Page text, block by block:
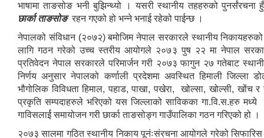
भाषामा ताङसोङ भनी बुझिन्थ्यो । यसरी स्थानीय तहहरुको पुनर्संरचना
छार्का ताङसोङ रहन गएको हो भन्ने भनाई रहेको पाईन्छ ।
नेपालको संविधान (२०७२) बमोजिम नेपाल सरकारले स्थानीय
लागि गठन गरेको उच्च स्तरीय आयोगले २०७३ पुष २२ मा नेपाल
प्रतिवेदन नेपाल सरकारले परिमार्जन गरी २०७३ फागुन २७ गतेबाट
निर्णय अनुसार नेपालको कर्णाली प्रदेशमा अवस्थित हिमाली जिल्ला
भौगोलिक विविधता हिमाल, पहाड, पाखा, पखेरा, खोल्सा, खोल्सी, खोंच
प्रकृति सम्पदाहरुले भरिएको यस जिल्लाको साविकका गा.वि.स.हरु मध्ये
गाविसलार्ई समायोजन गरी छार्का ताङसोङ्ग गाउँपालिका गठन गरिएको हो ।
२०७३ सालमा गठित स्थानीय निकाय पूनंःसंरचना आयोगले गरेको सिफारिस